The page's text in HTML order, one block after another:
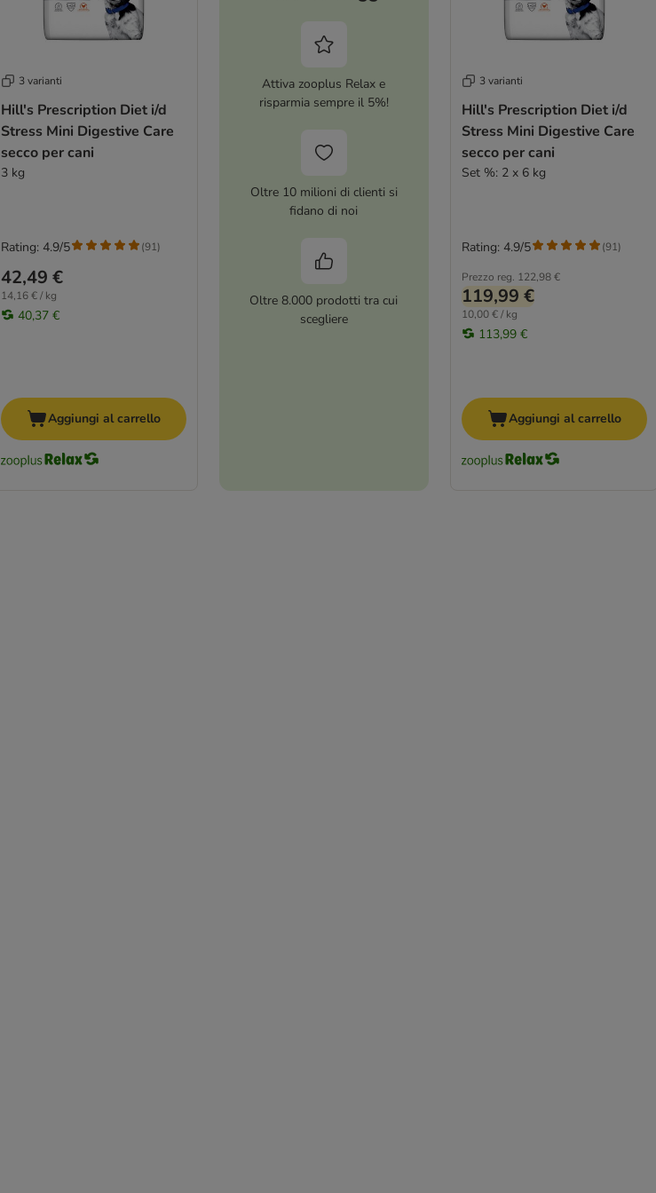
3 varianti
Hill's Prescription Diet i/d
Stress Mini Digestive Care
secco per cani
3 kg
42,49 €
14,16 € / kg
40,37 €
Rating: 4.9/5 (91)
Aggiungi al carrello
Attiva zooplus Relax e
risparmia sempre il 5%!
Oltre 10 milioni di clienti si
fidano di noi
Oltre 8.000 prodotti tra cui
scegliere
3 varianti
Hill's Prescription Diet i/d
Stress Mini Digestive Care
secco per cani
Set %: 2 x 6 kg
Prezzo reg. 122,98 €
119,99 €
10,00 € / kg
113,99 €
Rating: 4.9/5 (91)
Aggiungi al carrello